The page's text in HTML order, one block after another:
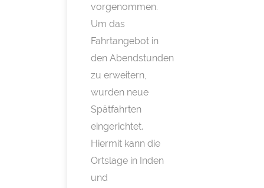
vorgenommen.
Um das
Fahrtangebot in
den Abendstunden
zu erweitern,
wurden neue
Spätfahrten
eingerichtet.
Hiermit kann die
Ortslage in Inden
und